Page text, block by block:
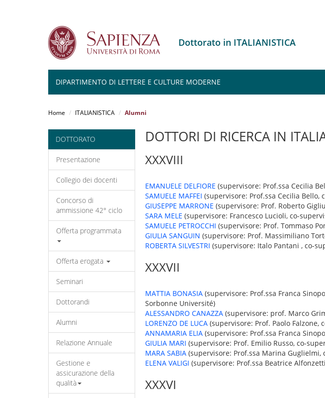
Dottorato in ITALIANISTICA
DIPARTIMENTO DI LETTERE E CULTURE MODERNE
Home ITALIANISTICA Alumni
DOTTORATO
Presentazione
Collegio dei docenti
Concorso di
ammissione 42° ciclo
Offerta programmata
Offerta erogata
Seminari
Dottorandi
Alumni
Relazione Annuale
Gestione e
assicurazione della
qualità
DOTTORI DI RICERCA IN
XXXVIII
EMANUELE DELFIORE (supervisore: Prof.ssa Cecilia
SAMUELE MAFFEI (supervisore: Prof.ssa Cecilia Bello,
GIUSEPPE MARRONE (supervisore: Prof. Roberto
SARA MELE (supervisore: Francesco Lucioli, co-
SAMUELE PETROCCHI (supervisore: Prof. Tommaso
GIULIA SANGUIN (supervisore: Prof. Massimiliano
ROBERTA SILVESTRI (supervisore: Italo Pantani , co-
XXXVII
MATTIA BONASIA (supervisore: Prof.ssa Franca
Sorbonne Université)
ALESSANDRO CANAZZA (supervisore: prof. Marco
LORENZO DE LUCA (supervisore: Prof. Paolo
ANNAMARIA ELIA (supervisore: Prof.ssa Franca
GIULIA MARI (supervisore: Prof. Emilio Russo, co-
MARA SABIA (supervisore: Prof.ssa Marina Guglielmi,
ELENA VALIGI (supervisore: Prof.ssa Beatrice
XXXVI